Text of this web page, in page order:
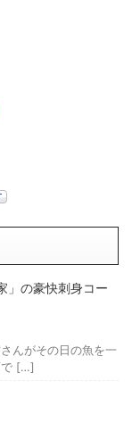
」の豪快刺身コー
んがその日の魚を一
で […]